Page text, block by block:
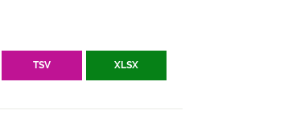
TSV XLSX